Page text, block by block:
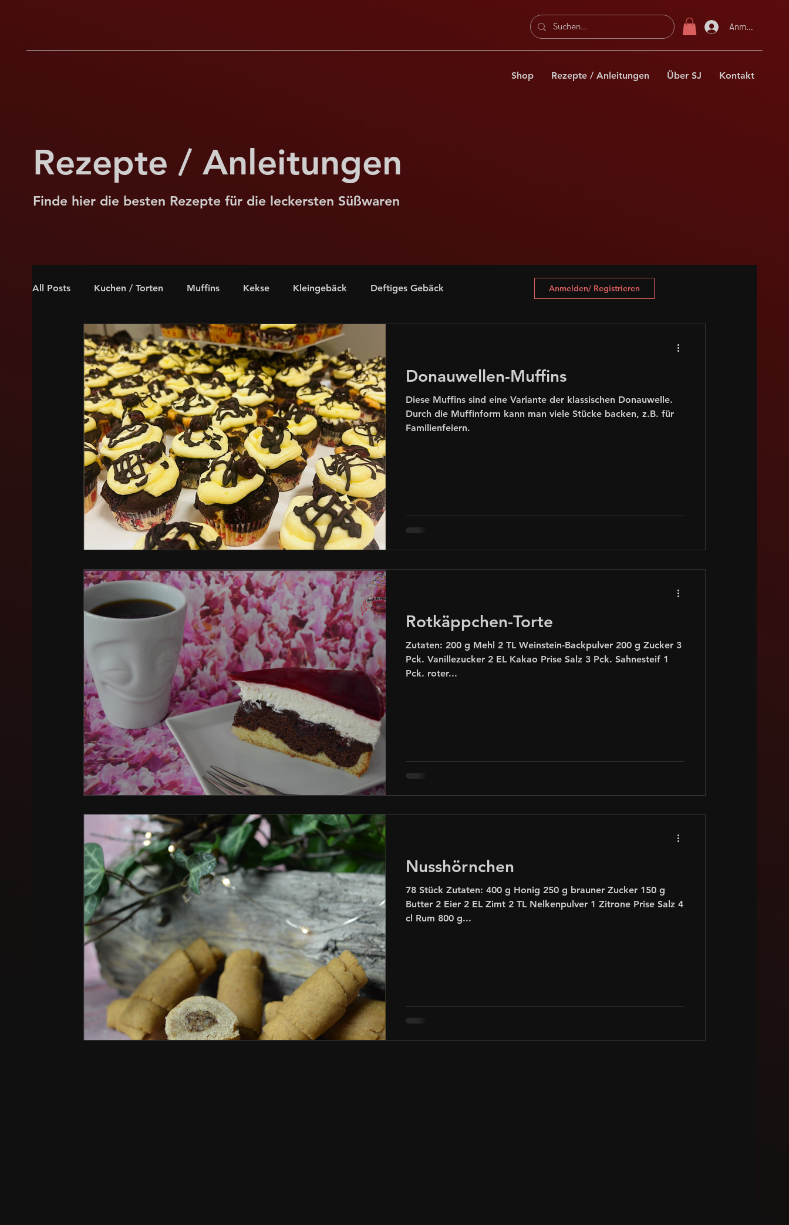
Anmelden
Shop Rezepte / Anleitungen Über SJ Kontakt
Rezepte / Anleitungen
Finde hier die besten Rezepte für die leckersten Süßwaren
All Posts Kuchen / Torten Muffins Kekse Kleingebäck Deftiges Gebäck
Weihnachten für Kaffeeholiker Ostern Schnelle Rezepte
glutenfrei, laktosefrei internationales Gebäck Silvester Halloween Obst/Beeren
Nuss Schokoladig Pudding Kokos Gemüse Alkohol Mohn
Karamell Marzipan Spekulatius Kaffee Brötchen
Anmelden/ Registrieren
Donauwellen-Muffins
Diese Muffins sind eine Variante der klassischen Donauwelle.
Durch die Muffinform kann man viele Stücke backen, z.B. für
Familienfeiern.
Rotkäppchen-Torte
Zutaten: 200 g Mehl 2 TL Weinstein-Backpulver 200 g Zucker 3
Pck. Vanillezucker 2 EL Kakao Prise Salz 3 Pck. Sahnesteif 1
Pck. roter...
Nusshörnchen
78 Stück Zutaten: 400 g Honig 250 g brauner Zucker 150 g
Butter 2 Eier 2 EL Zimt 2 TL Nelkenpulver 1 Zitrone Prise Salz 4
cl Rum 800 g...